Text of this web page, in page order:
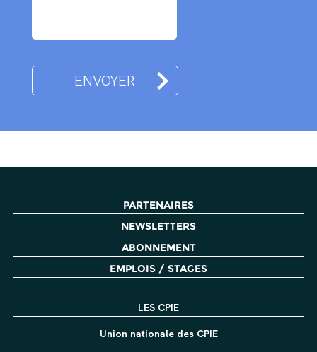
PARTENAIRES
NEWSLETTERS
ABONNEMENT
EMPLOIS / STAGES
LES CPIE
Union nationale des CPIE